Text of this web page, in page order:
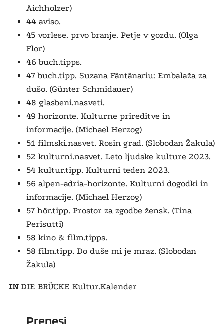
Aichholzer)
44 aviso.
45 vorlese. prvo branje. Petje v gozdu. (Olga
Flor)
46 buch.tipps.
47 buch.tipp. Suzana Fântânariu: Embalaža za
dušo. (Günter Schmidauer)
48 glasbeni.nasveti.
49 horizonte. Kulturne prireditve in
informacije. (Michael Herzog)
51 filmski.nasvet. Rosin grad. (Slobodan Žakula)
52 kulturni.nasvet. Leto ljudske kulture 2023.
54 kultur.tipp. Kulturni teden 2023.
56 alpen-adria-horizonte. Kulturni dogodki in
informacije. (Michael Herzog)
57 hör.tipp. Prostor za zgodbe žensk. (Tina
Perisutti)
58 kino & film.tipps.
58 film.tipp. Do duše mi je mraz. (Slobodan
Žakula)
IN DIE BRÜCKE Kultur.Kalender